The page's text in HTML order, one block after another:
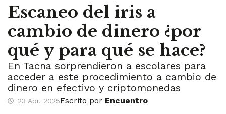
Escaneo del iris a
cambio de dinero ¿por
qué y para qué se hace?
En Tacna sorprendieron a escolares para
acceder a este procedimiento a cambio de
dinero en efectivo y criptomonedas
23 Abr, 2025Escrito por Encuentro